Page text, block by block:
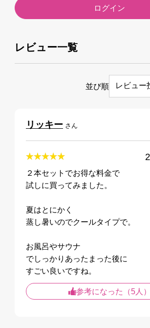
ログイン
レビュー一覧
並び順
リッキー さん
２本セットでお得な料金で
試しに買ってみました。
夏はとにかく
蒸し暑いのでクールタイプで。
お風呂やサウナ
でしっかりあったまった後に
参考になった（5人）